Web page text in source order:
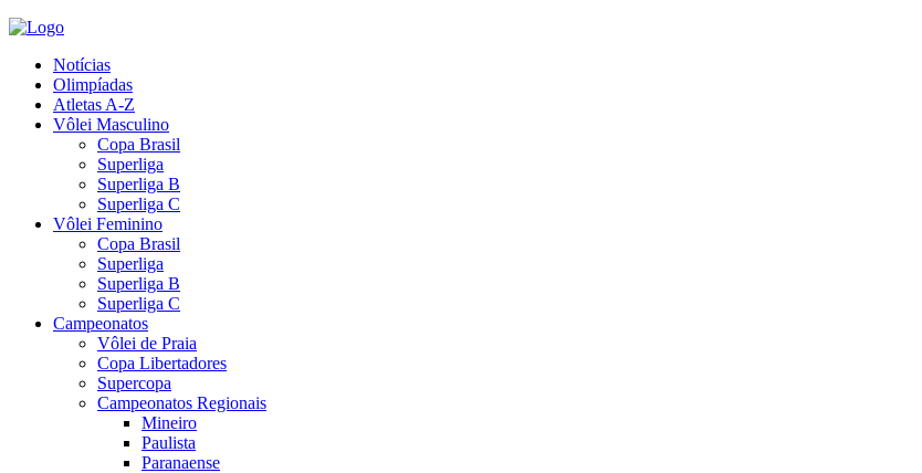
Notícias
Olimpíadas
Atletas A-Z
Vôlei Masculino
Copa Brasil
Superliga
Superliga B
Superliga C
Vôlei Feminino
Copa Brasil
Superliga
Superliga B
Superliga C
Campeonatos
Vôlei de Praia
Copa Libertadores
Supercopa
Campeonatos Regionais
Mineiro
Paulista
Paranaense